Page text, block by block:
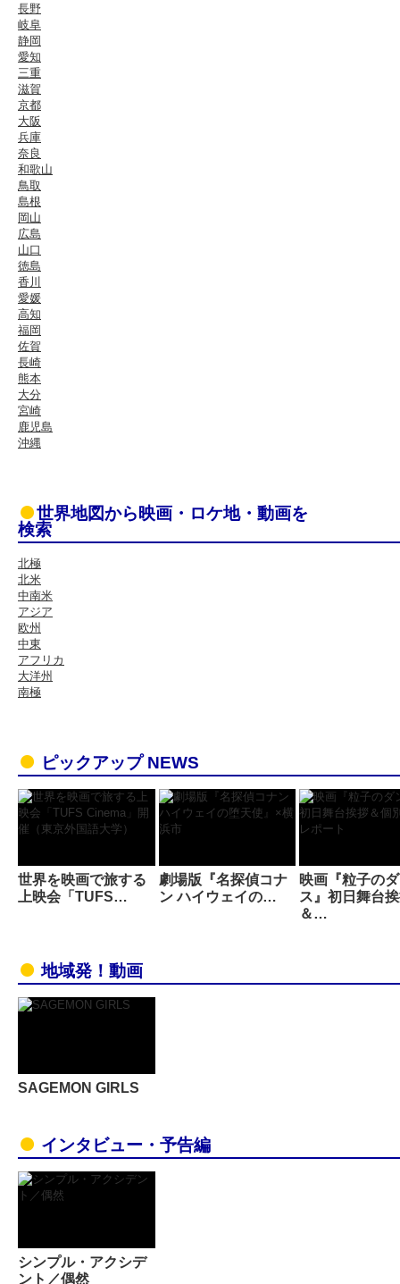
長野
岐阜
静岡
愛知
三重
滋賀
京都
大阪
兵庫
奈良
和歌山
鳥取
島根
岡山
広島
山口
徳島
香川
愛媛
高知
福岡
佐賀
長崎
熊本
大分
宮崎
鹿児島
沖縄
世界地図から映画・ロケ地・動画を
検索
北極
北米
中南米
アジア
欧州
中東
アフリカ
大洋州
南極
ピックアップ NEWS
世界を映画で旅する
上映会「TUFS…
劇場版『名探偵コナ
ン ハイウェイの…
映画『粒子の
ス』初日舞台
＆…
地域発！動画
SAGEMON GIRLS
インタビュー・予告編
シンプル・アクシデ
ント／偶然